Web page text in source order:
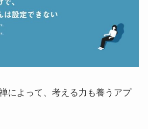
によって、考える力も養うアプ